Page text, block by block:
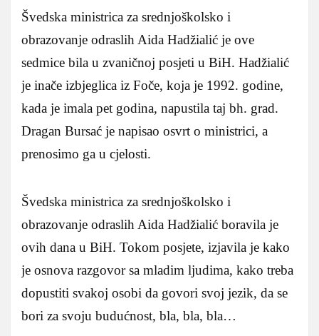
Švedska ministrica za srednjoškolsko i
obrazovanje odraslih Aida Hadžialić je ove
sedmice bila u zvaničnoj posjeti u BiH. Hadžialić
je inače izbjeglica iz Foče, koja je 1992. godine,
kada je imala pet godina, napustila taj bh. grad.
Dragan Bursać je napisao osvrt o ministrici, a
prenosimo ga u cjelosti.
Švedska ministrica za srednjoškolsko i
obrazovanje odraslih Aida Hadžialić boravila je
ovih dana u BiH. Tokom posjete, izjavila je kako
je osnova razgovor sa mladim ljudima, kako treba
dopustiti svakoj osobi da govori svoj jezik, da se
bori za svoju budućnost, bla, bla, bla…